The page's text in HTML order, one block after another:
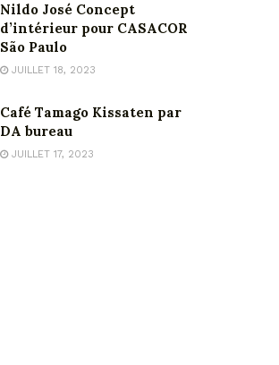
Nildo José Concept
d’intérieur pour CASACOR
São Paulo
JUILLET 18, 2023
Café Tamago Kissaten par
DA bureau
JUILLET 17, 2023